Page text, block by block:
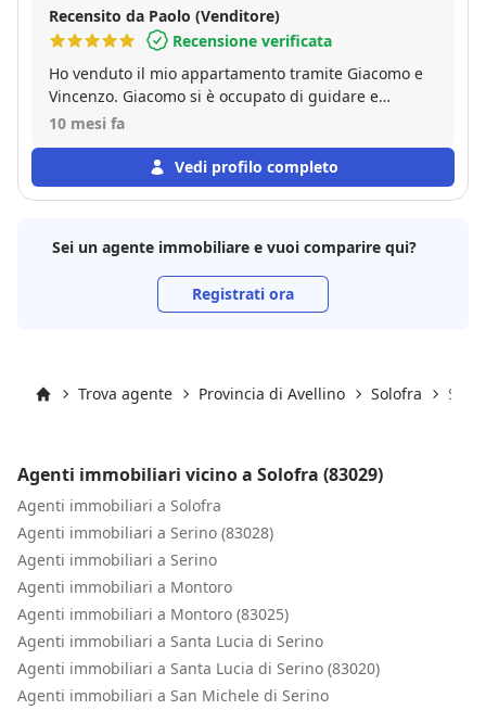
Recensito da Paolo (Venditore)
Recensione verificata
Ho venduto il mio appartamento tramite Giacomo e
Vincenzo. Giacomo si è occupato di guidare e
assistere la nostra vendita. Ha dimostrato eccellenti
e un eccellente rapporto con la clientela. Giacomo è
paziente e ascolta attentamente le esigenze dei suoi
il nostro primo contatto con lui è stato estremamente
positivo. Consiglio vivamente questa agenzia per la
sua professionalità e la capacità di interagire con i
10 mesi fa
Vedi profilo completo
Sei un agente immobiliare e vuoi comparire qui?
Registrati ora
Trova agente Provincia di Avellino Solofra
Agenti immobiliari vicino a Solofra (83029)
Agenti immobiliari a Solofra
Agenti immobiliari a Serino (83028)
Agenti immobiliari a Serino
Agenti immobiliari a Montoro
Agenti immobiliari a Montoro (83025)
Agenti immobiliari a Santa Lucia di Serino
Agenti immobiliari a Santa Lucia di Serino (83020)
Agenti immobiliari a San Michele di Serino